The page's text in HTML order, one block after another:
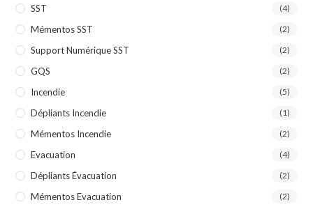
SST (4)
Mémentos SST (2)
Support Numérique SST (2)
GQS (2)
Incendie (5)
Dépliants Incendie (1)
Mémentos Incendie (2)
Evacuation (4)
Dépliants Évacuation (2)
Mémentos Evacuation (2)